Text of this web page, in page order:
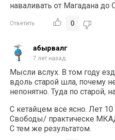
наваливать от Магадана
Ответить 0
абырвалг
7 лет назад
Мысли вслух. В том году
вдоль старой шла, почему
непонятно. Туда по старой,
С кетайцем все ясно. Лет
Свободы/ практическе
С тем же результатом.